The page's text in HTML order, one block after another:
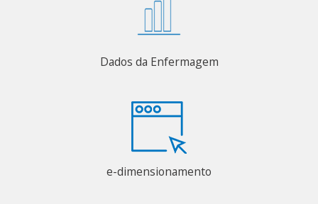
Dados da Enfermagem
e-dimensionamento